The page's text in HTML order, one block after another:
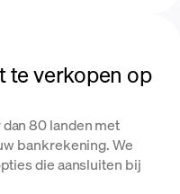
te verkopen op
80 landen met
bankrekening. We
die aansluiten bij